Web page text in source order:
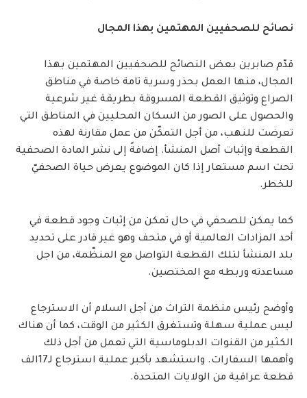
نصائح للصحفيين المهتمين بهذا المجال
قدّم صابرين بعض النصائح للصحفيين المهتمين بهذا
المجال، منها العمل بحذر وسرية تامة خاصة في مناطق
الصراع وتوثيق القطعة المسروقة بطريقة غير شرعية
والحصول على الصور من السكان المحليين في المناطق التي
تعرضت للنهب، من أجل التمكّن من عمل مقارنة لهذه
القطعة وإثبات أصل المنشأ. إضافةً إلى نشر المادة الصحفية
تحت اسم مستعار إذا كان الموضوع يعرض حياة الصحفيّ
للخطر.
كما يمكن للصحفي في حال تمكن من إثبات وجود قطعة في
أحد المزادات العالمية أو في متحف وهو غير قادر على تحديد
بلد المنشأ لتلك القطعة التواصل مع المنظّمة، من اجل
مساعدته وربطه مع المختصين.
وأوضح رئيس منظمة التراث من أجل السلام أن الاسترجاع
ليس عملية سهلة وتستغرق الكثير من الوقت، كما أن هناك
الكثير من القنوات الدبلوماسية التي تعمل من أجل ذلك
وأهمها السفارات. واستشهد بأكبر عملية استرجاع لـ17الف
قطعة عراقية من الولايات المتحدة.